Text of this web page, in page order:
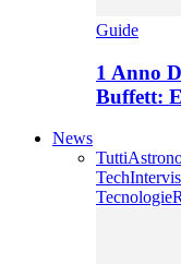
Guide
1 Anno
Buffett:
News
Tutti
Tech
Tecnologie